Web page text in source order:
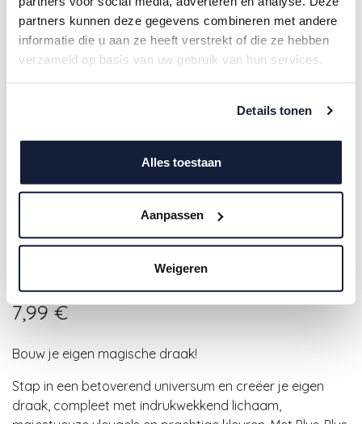
partners kunnen deze gegevens combineren met andere
informatie die u aan ze heeft verstrekt of die ze hebben
verzameld op basis van uw gebruik van hun services.
Details tonen
Alles toestaan
Aanpassen
Weigeren
Plus-Plus | Educatief Speelgoed
Draak Bouwstukjes 100-delig
7,99€
Bouw je eigen magische draak!
Stap in een betoverend universum en creëer je eigen
draak, compleet met indrukwekkend lichaam,